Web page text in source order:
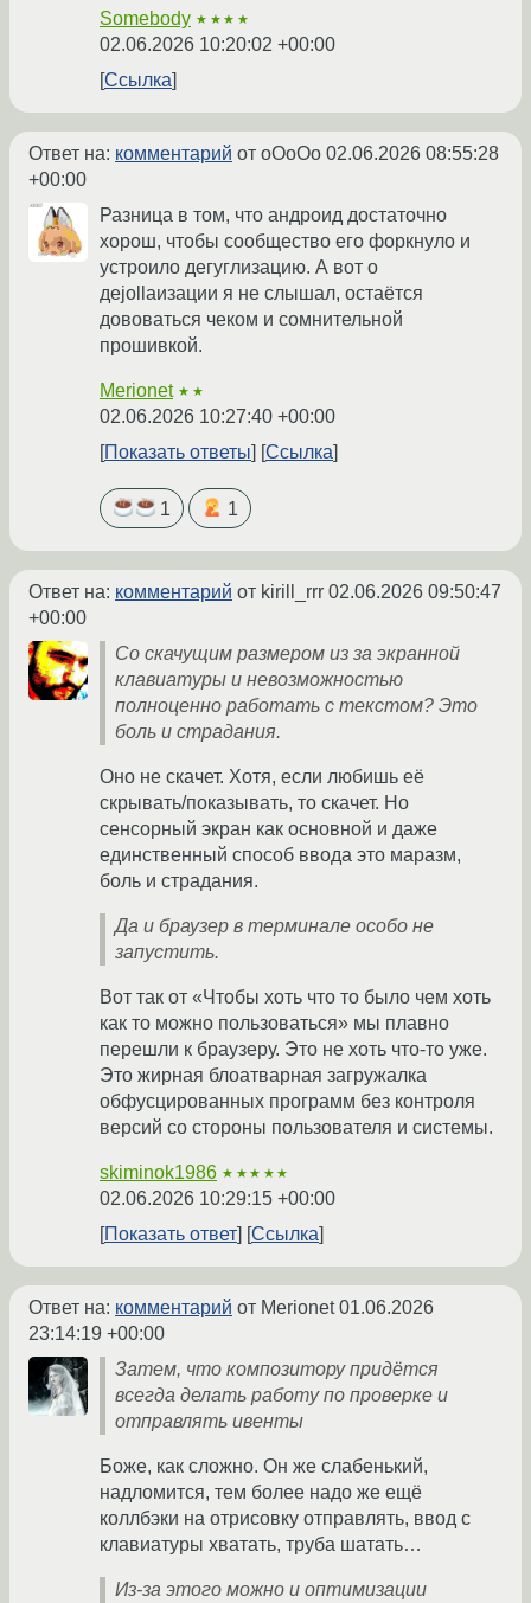
Somebody ★★★★
02.06.2026 10:20:02 +00:00
Ссылка
Ответ на: комментарий от oOoOo 02.06.2026 08:55:28
+00:00
Разница в том, что андроид достаточно
хорош, чтобы сообщество его форкнуло и
устроило дегуглизацию. А вот о
деjollaизации я не слышал, остаётся
дововаться чеком и сомнительной
прошивкой.
Merionet ★★
02.06.2026 10:27:40 +00:00
Показать ответы
Ссылка
1 1
Ответ на: комментарий от kirill_rrr 02.06.2026 09:50:47
+00:00
Со скачущим размером из за экранной
клавиатуры и невозможностью
полноценно работать с текстом? Это
боль и страдания.
Оно не скачет. Хотя, если любишь её
скрывать/показывать, то скачет. Но
сенсорный экран как основной и даже
единственный способ ввода это маразм,
боль и страдания.
Да и браузер в терминале особо не
запустить.
Вот так от «Чтобы хоть что то было чем хоть
как то можно пользоваться» мы плавно
перешли к браузеру. Это не хоть что-то уже.
Это жирная блоатварная загружалка
обфусцированных программ без контроля
версий со стороны пользователя и системы.
skiminok1986 ★★★★★
02.06.2026 10:29:15 +00:00
Показать ответ
Ссылка
Ответ на: комментарий от Merionet01.06.2026
23:14:19 +00:00
Затем, что композитору придётся
всегда делать работу по проверке и
отправлять ивенты
Боже, как сложно. Он же слабенький,
надломится, тем более надо же ещё
коллбэки на отрисовку отправлять, ввод с
клавиатуры хватать, труба шатать…
Из-за этого можно и оптимизации